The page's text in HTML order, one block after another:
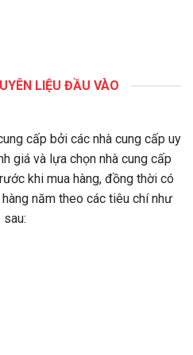
LIỆU ĐẦU VÀO
cấp bởi các nhà cung cấp uy
giá và lựa chọn nhà cung cấp
khi mua hàng, đồng thời có
năm theo các tiêu chí như
sau: